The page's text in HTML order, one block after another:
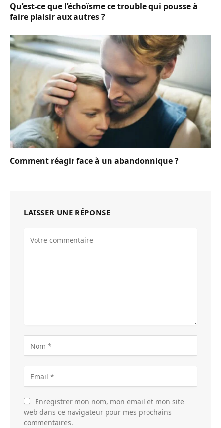
Qu’est-ce que l’échoïsme ce trouble qui pousse à
faire plaisir aux autres ?
Comment réagir face à un abandonnique ?
LAISSER UNE RÉPONSE
Enregistrer mon nom, mon email et mon site
web dans ce navigateur pour mes prochains
commentaires.